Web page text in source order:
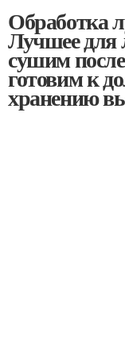
Обработка
Лучшее
сушим
готовим к
хранению